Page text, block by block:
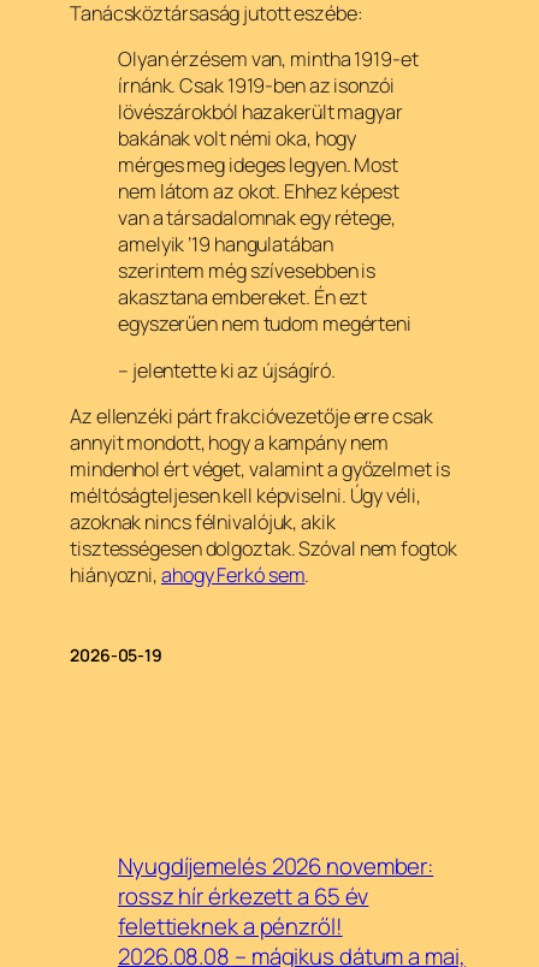
Tanácsköztársaság jutott eszébe:
Olyan érzésem van, mintha 1919-et
írnánk. Csak 1919-ben az isonzói
lövészárokból hazakerült magyar
bakának volt némi oka, hogy
mérges meg ideges legyen. Most
nem látom az okot. Ehhez képest
van a társadalomnak egy rétege,
amelyik ’19 hangulatában
szerintem még szívesebben is
akasztana embereket. Én ezt
egyszerűen nem tudom megérteni
– jelentette ki az újságíró.
Az ellenzéki párt frakcióvezetője erre csak
annyit mondott, hogy a kampány nem
mindenhol ért véget, valamint a győzelmet is
méltóságteljesen kell képviselni. Úgy véli,
azoknak nincs félnivalójuk, akik
tisztességesen dolgoztak. Szóval nem fogtok
hiányozni,ahogy Ferkó sem.
2026-05-19
Nyugdíjemelés 2026 november:
rossz hír érkezett a 65 év
felettieknek a pénzről!
2026.08.08 – mágikus dátum a mai,